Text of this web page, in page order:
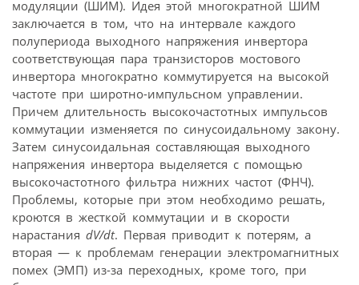
модуляции (ШИМ). Идея этой многократной ШИМ
заключается в том, что на интервале каждого
полупериода выходного напряжения инвертора
соответствующая пара транзисторов мостового
инвертора многократно коммутируется на высокой
частоте при широтно-импульсном управлении.
Причем длительность высокочастотных импульсов
коммутации изменяется по синусоидальному закону.
Затем синусоидальная составляющая выходного
напряжения инвертора выделяется с помощью
высокочастотного фильтра нижних частот (ФНЧ).
Проблемы, которые при этом необходимо решать,
кроются в жесткой коммутации и в скорости
нарастания dV/dt. Первая приводит к потерям, а
вторая — к проблемам генерации электромагнитных
помех (ЭМП) из-за переходных, кроме того, при